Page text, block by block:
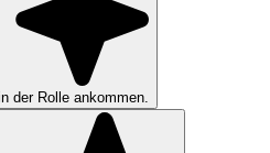
der Rolle ankommen.